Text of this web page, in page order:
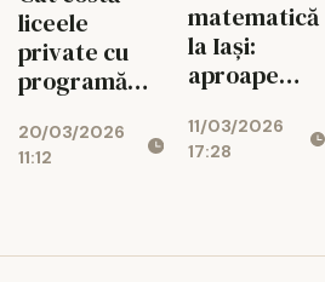
liceele
private cu
programă
Ce variante
ai în
taxele în
20/03/2026
11:12
matematică
la Iași:
aproape
elevi au
participat la
două zile
11/03/2026
17:28